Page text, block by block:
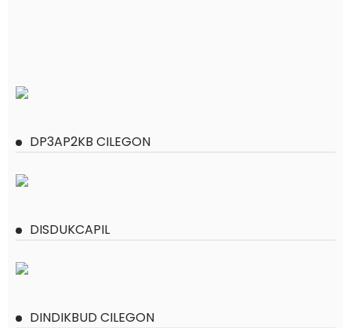
DP3AP2KB CILEGON
DISDUKCAPIL
DINDIKBUD CILEGON